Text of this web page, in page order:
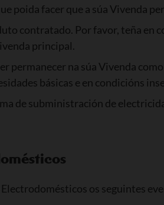
poida facer que a súa Vivenda
contratado. Por favor, teña en
principal.
na súa Vivenda
básicas e en condicións
de subministración de
os seguintes